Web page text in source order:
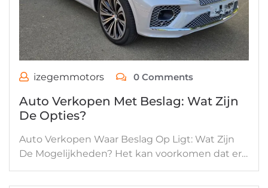
izegemmotors 0 Comments
Auto Verkopen Met Beslag: Wat Zijn
De Opties?
Auto Verkopen Waar Beslag Op Ligt: Wat Zijn
De Mogelijkheden? Het kan voorkomen dat er…